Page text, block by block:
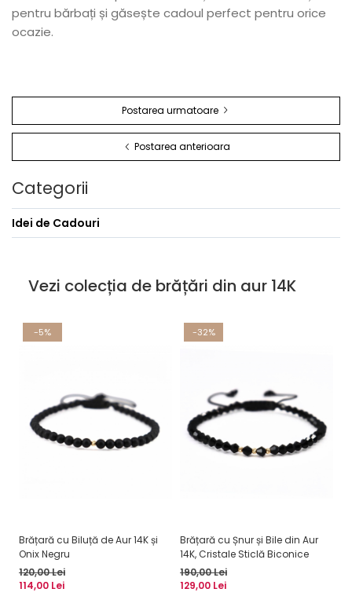
pentru bărbați și găsește cadoul perfect pentru orice
ocazie.
Postarea urmatoare
Postarea anterioara
Categorii
Idei de Cadouri
Vezi colecția de brățări din aur 14K
-5%
Brățară cu Biluță de Aur 14K și
Onix Negru
120,00 Lei
114,00 Lei
-32%
Brățară cu Șnur și Bile din Aur
14K, Cristale Sticlă Biconice
190,00 Lei
129,00 Lei